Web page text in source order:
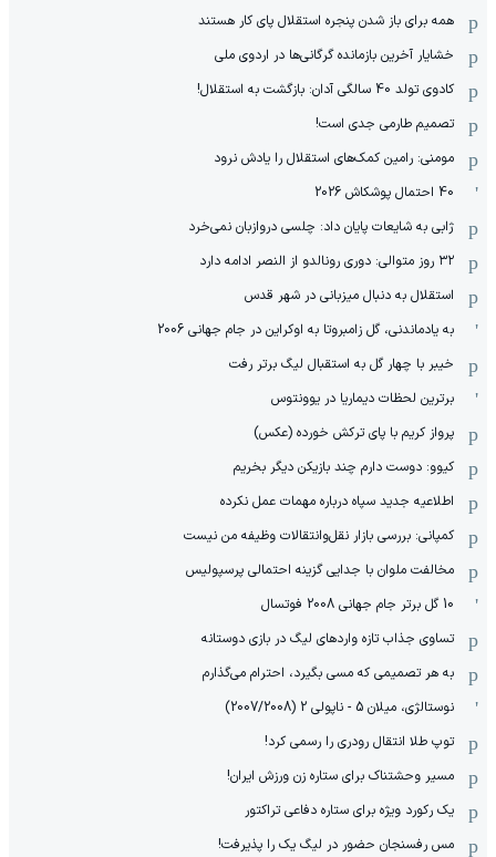
همه برای باز شدن پنجره استقلال پای کار هستند
خشایار آخرین بازمانده گرگانی‌ها در اردوی ملی
کادوی تولد 40 سالگی آدان: بازگشت به استقلال!
تصمیم طارمی جدی است!
مومنی: رامین کمک‌های استقلال را یادش نرود
40 احتمال پوشکاش 2026
ژابی به شایعات پایان داد: چلسی دروازبان نمی‌خرد
۳۲ روز متوالی: دوری رونالدو از النصر ادامه دارد
استقلال به دنبال میزبانی در شهر قدس
به یادماندنی، گل زامبروتا به اوکراین در جام جهانی 2006
خیبر با چهار گل به استقبال لیگ برتر رفت
برترین لحظات دیماریا در یوونتوس
پرواز کریم با پای ترکش خورده (عکس)
کیوو: دوست دارم چند بازیکن دیگر بخریم
اطلاعیه جدید سپاه درباره مهمات عمل نکرده
کمپانی: بررسی بازار نقل‌وانتقالات وظیفه من نیست
مخالفت ملوان با جدایی گزینه احتمالی پرسپولیس
10 گل برتر جام جهانی 2008 فوتسال
تساوی جذاب تازه واردهای لیگ در بازی دوستانه
به هر تصمیمی که مسی بگیرد، احترام می‌گذارم
نوستالژی، میلان 5 - ناپولی 2 (2007/2008)
توپ طلا انتقال رودری را رسمی کرد!
مسیر وحشتناک برای ستاره زن ورزش ایران!
یک رکورد ویژه برای ستاره دفاعی تراکتور
مس رفسنجان حضور در لیگ یک را پذیرفت!